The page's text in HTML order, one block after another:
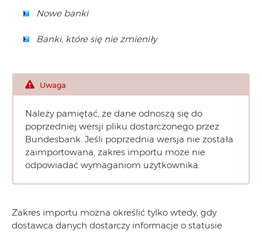
Nowe banki
Banki, które się nie zmieniły
Uwaga
Należy pamiętać, że dane odnoszą się do
poprzedniej wersji pliku dostarczonego przez
Bundesbank. Jeśli poprzednia wersja nie została
zaimportowana, zakres importu może nie
odpowiadać wymaganiom użytkownika.
Zakres importu można określić tylko wtedy, gdy
dostawca danych dostarczy informacje o statusie